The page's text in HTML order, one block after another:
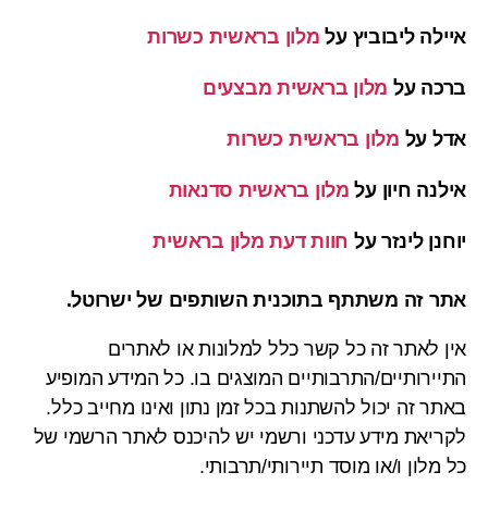
איילה ליבוביץ על מלון בראשית כשרות
ברכה על מלון בראשית מבצעים
אדל על מלון בראשית כשרות
אילנה חיון על מלון בראשית סדנאות
יוחנן לינזר על חוות דעת מלון בראשית
אתר זה משתתף בתוכנית השותפים של ישרוטל.
אין לאתר זה כל קשר כלל למלונות או לאתרים
התיירותיים/התרבותיים המוצגים בו. כל המידע המופיע
באתר זה יכול להשתנות בכל זמן נתון ואינו מחייב כלל.
לקריאת מידע עדכני ורשמי יש להיכנס לאתר הרשמי של
כל מלון ו/או מוסד תיירותי/תרבותי.